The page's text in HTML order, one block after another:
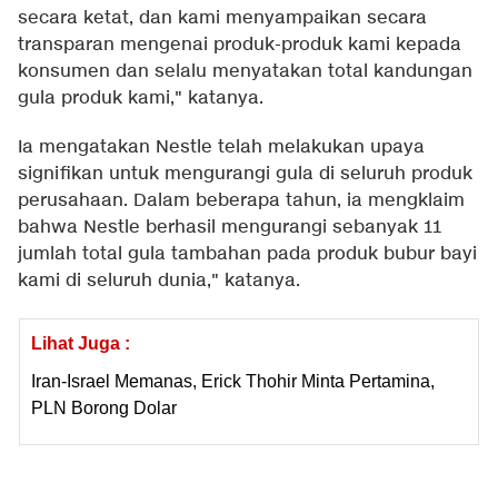
secara ketat, dan kami menyampaikan secara
transparan mengenai produk-produk kami kepada
konsumen dan selalu menyatakan total kandungan
gula produk kami," katanya.
Ia mengatakan Nestle telah melakukan upaya
signifikan untuk mengurangi gula di seluruh produk
perusahaan. Dalam beberapa tahun, ia mengklaim
bahwa Nestle berhasil mengurangi sebanyak 11
jumlah total gula tambahan pada produk bubur bayi
kami di seluruh dunia," katanya.
Lihat Juga :
Iran-Israel Memanas, Erick Thohir Minta Pertamina,
PLN Borong Dolar